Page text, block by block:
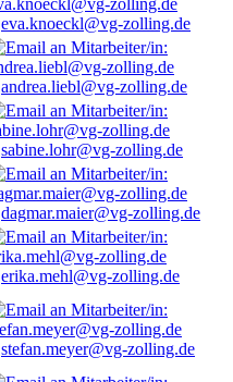
eva.knoeckl@vg-zolling.de
andrea.liebl@vg-zolling.de
sabine.lohr@vg-zolling.de
dagmar.maier@vg-zolling.de
erika.mehl@vg-zolling.de
stefan.meyer@vg-zolling.de